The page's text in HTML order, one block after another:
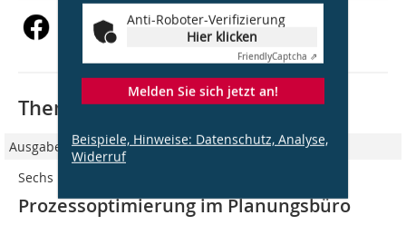
Anti-Roboter-Verifizierung
Hier klicken
FriendlyCaptcha ⇗
Melden Sie sich jetzt an!
Beispiele, Hinweise: Datenschutz, Analyse,
Widerruf
Thematisch passende Artikel:
Ausgabe 7/8/2019
Sechs Hacks für Ihr Büro
Prozessoptimierung im Planungsbüro